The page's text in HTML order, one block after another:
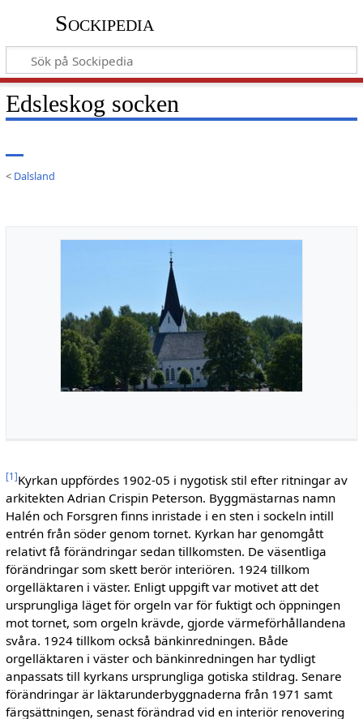
Sockipedia
Edsleskog socken
< Dalsland
[1 ]Kyrkan uppfördes 1902-05 i nygotisk stil efter ritningar av
arkitekten Adrian Crispin Peterson. Byggmästarnas namn
Halén och Forsgren finns inristade i en sten i sockeln intill
entrén från söder genom tornet. Kyrkan har genomgått
relativt få förändringar sedan tillkomsten. De väsentliga
förändringar som skett berör interiören. 1924 tillkom
orgelläktaren i väster. Enligt uppgift var motivet att det
ursprungliga läget för orgeln var för fuktigt och öppningen
mot tornet, som orgeln krävde, gjorde värmeförhållandena
svåra. 1924 tillkom också bänkinredningen. Både
orgelläktaren i väster och bänkinredningen har tydligt
anpassats till kyrkans ursprungliga gotiska stildrag. Senare
förändringar är läktarunderbyggnaderna från 1971 samt
färgsättningen, senast förändrad vid en interiör renovering